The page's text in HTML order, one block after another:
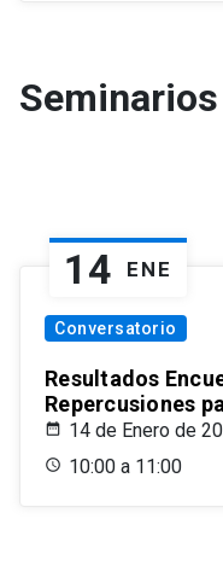
Seminarios
14 ENE
Conversatorio
Resultados
Repercusiones
14 de Enero de
10:00 a 11:00